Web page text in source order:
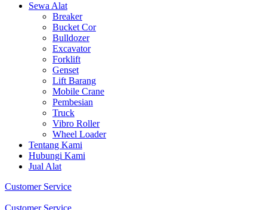
Sewa Alat
Breaker
Bucket Cor
Bulldozer
Excavator
Forklift
Genset
Lift Barang
Mobile Crane
Pembesian
Truck
Vibro Roller
Wheel Loader
Tentang Kami
Hubungi Kami
Jual Alat
Customer Service
Customer Service